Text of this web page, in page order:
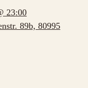
23:00
89b, 80995